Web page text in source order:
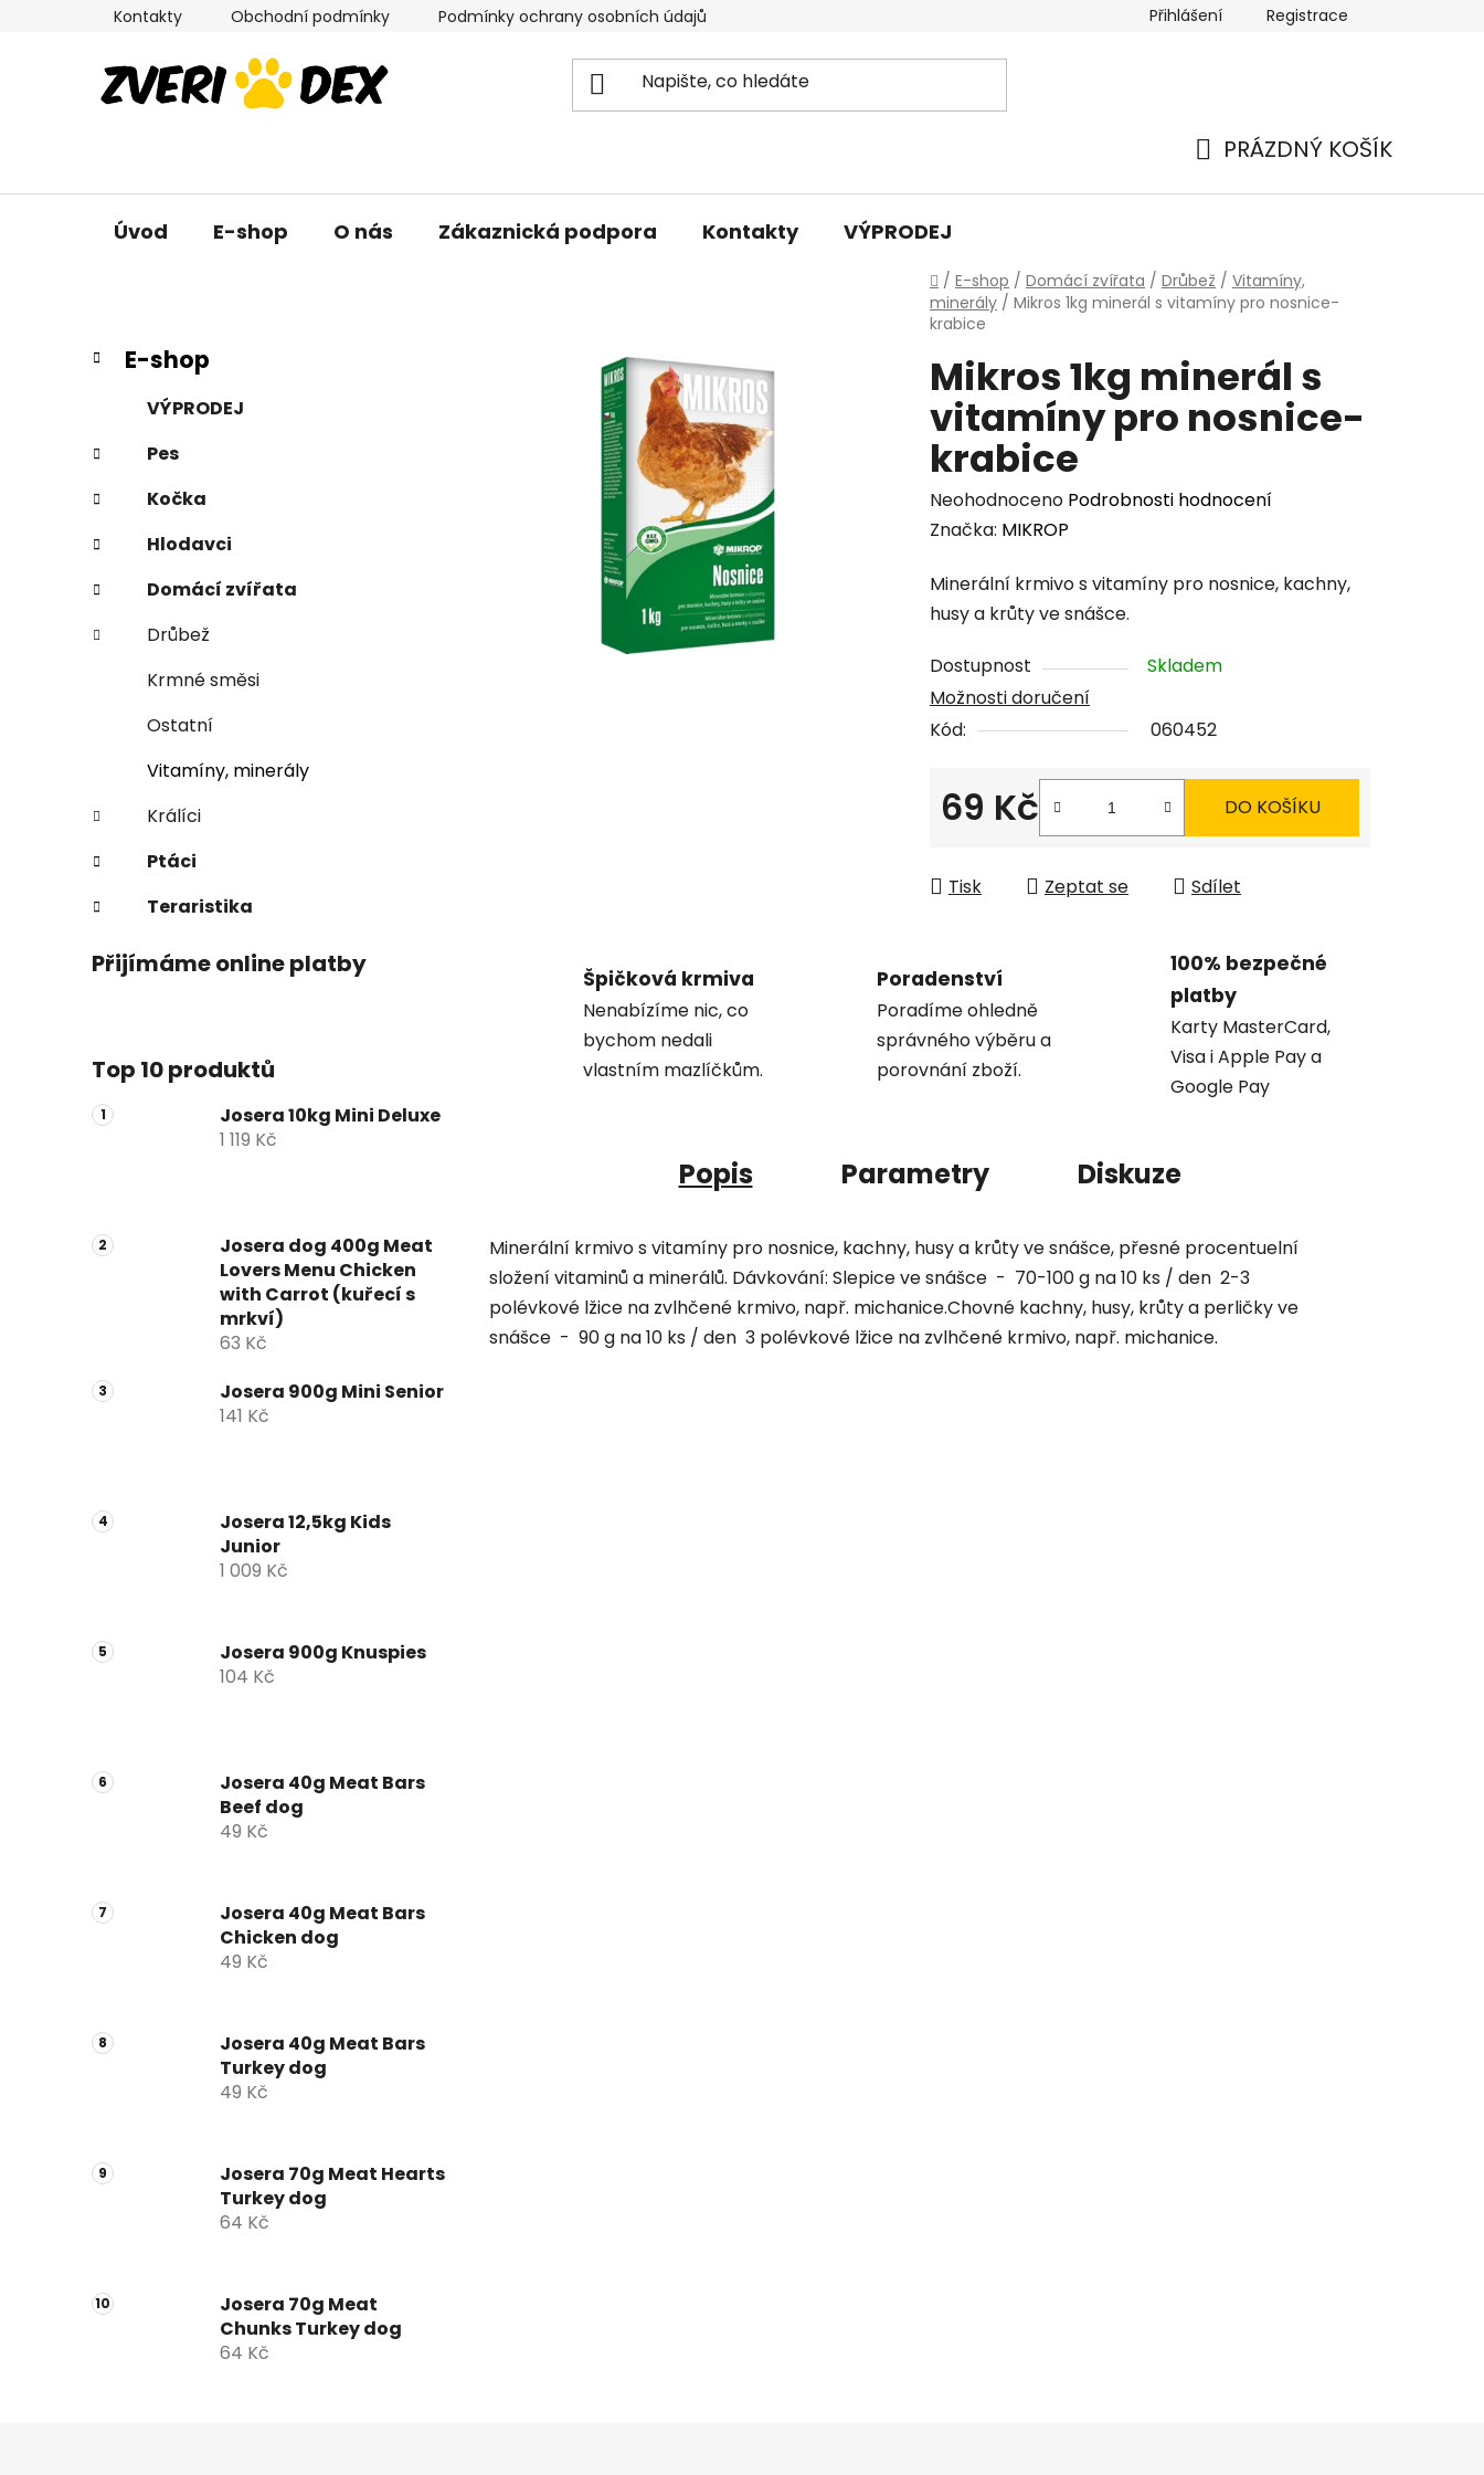
Kontakty Obchodní podmínky Podmínky ochrany osobních údajů Přihlášení Registrace
PRÁZDNÝ KOŠÍK
Úvod E-shop O nás Zákaznická podpora Kontakty VÝPRODEJ
Domů
/ E-shop / Domácí zvířata / Drůbež / Vitamíny,
minerály / Mikros 1kg minerál s vitamíny pro nosnice-
krabice
P
o
r
a
n
í
p
a
Přeskočit
kategorie
K
a
g
o
r
e
E-shop
VÝPRODEJ
Pes
Kočka
Hlodavci
Domácí zvířata
Drůbež
Krmné směsi
Ostatní
Vitamíny, minerály
Králíci
Ptáci
Teraristika
Přijímáme online platby
Top 10 produktů
Josera 10kg Mini Deluxe
1 119 Kč
Josera dog 400g Meat
Lovers Menu Chicken
with Carrot (kuřecí s
mrkví)
63 Kč
Josera 900g Mini Senior
141 Kč
Josera 12,5kg Kids
Junior
1 009 Kč
Josera 900g Knuspies
104 Kč
Josera 40g Meat Bars
Beef dog
49 Kč
Josera 40g Meat Bars
Chicken dog
49 Kč
Josera 40g Meat Bars
Turkey dog
49 Kč
Josera 70g Meat Hearts
Turkey dog
64 Kč
Josera 70g Meat
Chunks Turkey dog
64 Kč
Mikros 1kg minerál s
vitamíny pro nosnice-
krabice
Průměrné
hodnocení
je
0,0
5
hvězdiček.
Neohodnoceno Podrobnosti hodnocení
Značka: MIKROP
Minerální krmivo s vitamíny pro nosnice, kachny,
husy a krůty ve snášce.
Dostupnost
Skladem
Možnosti doručení
Kód:
060452
69 Kč
Měrná cena:
DO KOŠÍKU
Tisk Zeptat se Sdílet
Špičková krmiva
Nenabízíme nic, co
bychom nedali
vlastním mazlíčkům.
Poradenství
Poradíme ohledně
správného výběru a
porovnání zboží.
100% bezpečné
platby
Karty MasterCard,
Visa i Apple Pay a
Google Pay
Popis Parametry Diskuze
Minerální krmivo s vitamíny pro nosnice, kachny, husy a krůty ve snášce, přesné procentuelní
složení vitaminů a minerálů. Dávkování: Slepice ve snášce - 70-100 g na 10 ks / den 2-3
polévkové lžice na zvlhčené krmivo, např. michanice.Chovné kachny, husy, krůty a perličky ve
snášce - 90 g na 10 ks / den 3 polévkové lžice na zvlhčené krmivo, např. michanice.